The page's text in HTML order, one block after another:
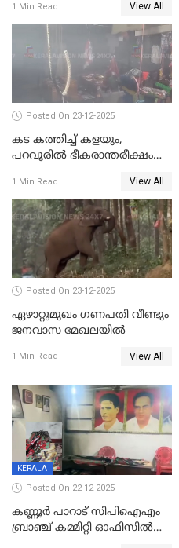
വേണ്ടിയുള്ള
പിടിവലിക്കിടയിൽ
അപ്പൂപ്പനെതിരെ പോക്സോ
കേസ് ഒടുവിൽ 4 ജീവനുകൾ
പൊലിഞ്ഞു
1 Min Read View All
Posted On 23-12-2025
കട കത്തിച്ച് കളയും,
പറവൂരില്‍ ഭീകരാന്തരീക്ഷം
1 Min Read View All
Posted On 23-12-2025
ഏഴാറ്റുമുഖം ഗണപതി വീണ്ടും
ജനവാസ മേഖലയിൽ
1 Min Read View All
KERALA
Posted On 22-12-2025
കണ്ണൂർ പാറാട് സിപിഐഎം
ബ്രാഞ്ച് കമ്മിറ്റി ഓഫിസിൽ